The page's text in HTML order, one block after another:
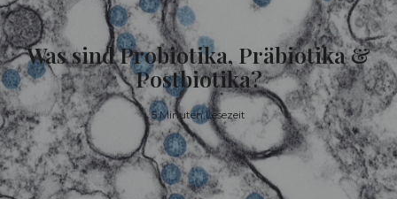
Was sind Probiotika, Präbiotika &
Postbiotika?
5 Minuten Lesezeit